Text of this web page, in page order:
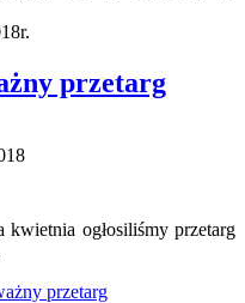
przetarg
ogłosiliśmy przetarg
przetarg